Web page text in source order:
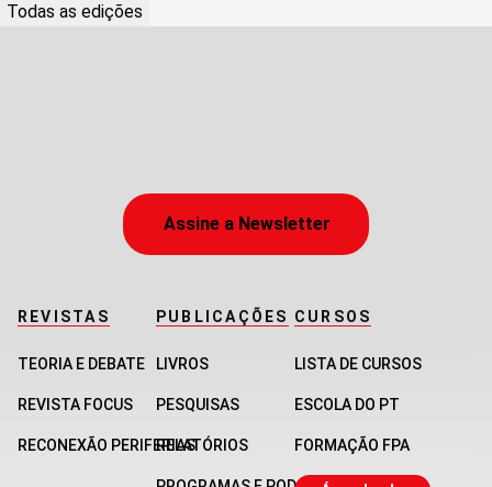
Todas as edições
Assine a Newsletter
REVISTAS
TEORIA E DEBATE
REVISTA FOCUS
RECONEXÃO PERIFERIAS
PUBLICAÇÕES
LIVROS
PESQUISAS
RELATÓRIOS
CURSOS
LISTA DE CURSOS
ESCOLA DO PT
FORMAÇÃO FPA